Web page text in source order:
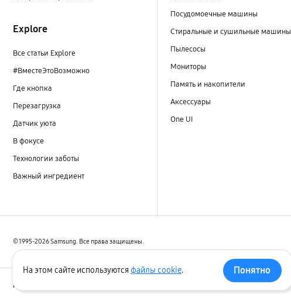
Explore
Все статьи Explore
#ВместеЭтоВозможно
Где кнопка
Перезагрузка
Датчик уюта
В фокусе
Технологии заботы
Важный ингредиент
Посудомоечные машины
Стиральные и сушильные машины
Пылесосы
Мониторы
Память и накопители
Аксессуары
One UI
© 1995-2026 Samsung. Все права защищены.
Россия/Русский Конфиденциальность Декларация
На этом сайте используются файлы cookie. Понятно